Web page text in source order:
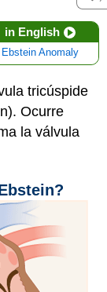
in English
Ebstein Anomaly
tricúspide
Ocurre
la válvula